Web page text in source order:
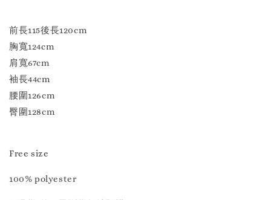
前長115後長120cm
胸寬124cm
肩寬67cm
袖長44cm
腰圍126cm
臀圍128cm
Free size
100% polyester